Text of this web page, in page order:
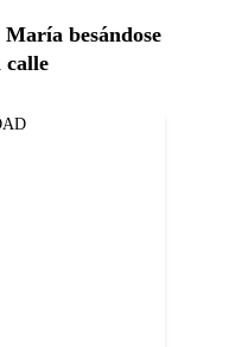
besándose
calle